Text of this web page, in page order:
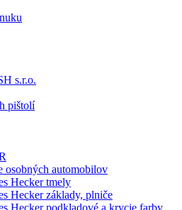
s.r.o.
pištolí
osobných automobilov
Hecker tmely
Hecker základy, plniče
Hecker podkladové a krycie farby